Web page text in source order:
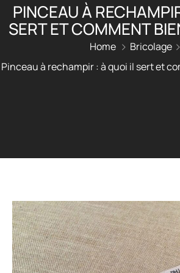
PINCEAU À
SERT ET COMMENT
Home
Bricolage
Pinceau à rechampir : à quoi il sert et